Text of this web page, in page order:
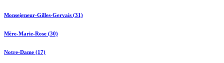
Monseigneur-Gilles-Gervais (31)
Mère-Marie-Rose (30)
Notre-Dame (17)